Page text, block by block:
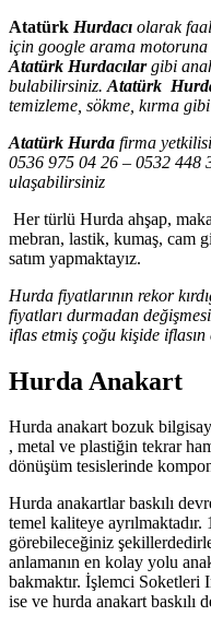
Atatürk Hurdacı olarak
için google arama motoruna
Atatürk Hurdacılargibi
bulabilirsiniz. Atatürk
temizleme, sökme, kırma
Atatürk Hurda firma
0536 975 04 26 – 0532 448
ulaşabilirsiniz
Her türlü Hurda ahşap,
mebran, lastik, kumaş, cam
satım yapmaktayız.
Hurda fiyatlarının rekor
fiyatları durmadan
iflas etmiş çoğu kişide
Hurda Anakart
Hurda anakart bozuk
, metal ve plastiğin tekrar
dönüşüm tesislerinde
Hurda anakartlar baskılı
temel kaliteye ayrılmaktadır.
görebileceğiniz
anlamanın en kolay yolu
bakmaktır. İşlemci Soketleri
ise ve hurda anakart baskılı